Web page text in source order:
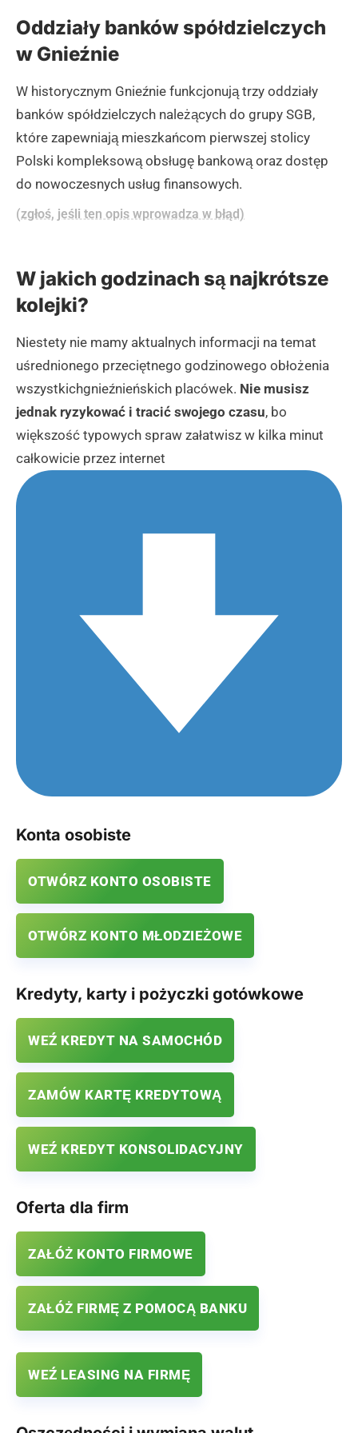
Oddziały banków spółdzielczych
w Gnieźnie
W historycznym Gnieźnie funkcjonują trzy oddziały
banków spółdzielczych należących do grupy SGB,
które zapewniają mieszkańcom pierwszej stolicy
Polski kompleksową obsługę bankową oraz dostęp
do nowoczesnych usług finansowych.
(zgłoś, jeśli ten opis wprowadza w błąd)
W jakich godzinach są najkrótsze
kolejki?
Niestety nie mamy aktualnych informacji na temat
uśrednionego przeciętnego godzinowego obłożenia
wszystkichgnieźnieńskich placówek. Nie musisz
jednak ryzykować i tracić swojego czasu, bo
większość typowych spraw załatwisz w kilka minut
całkowicie przez internet
Konta osobiste
OTWÓRZ KONTO OSOBISTE
OTWÓRZ KONTO MŁODZIEŻOWE
Kredyty, karty i pożyczki gotówkowe
WEŹ KREDYT NA SAMOCHÓD
ZAMÓW KARTĘ KREDYTOWĄ
WEŹ KREDYT KONSOLIDACYJNY
Oferta dla firm
ZAŁÓŻ KONTO FIRMOWE
ZAŁÓŻ FIRMĘ Z POMOCĄ BANKU
WEŹ LEASING NA FIRMĘ